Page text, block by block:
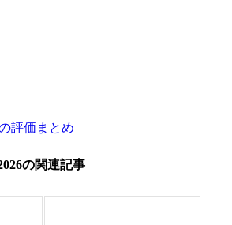
評価まとめ
の関連記事